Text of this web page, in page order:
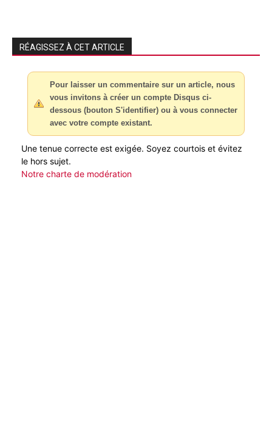
RÉAGISSEZ À CET ARTICLE
Pour laisser un commentaire sur un article, nous
vous invitons à créer un compte Disqus ci-
dessous (bouton S'identifier) ou à vous connecter
avec votre compte existant.
Une tenue correcte est exigée. Soyez courtois et évitez
le hors sujet.
Notre charte de modération